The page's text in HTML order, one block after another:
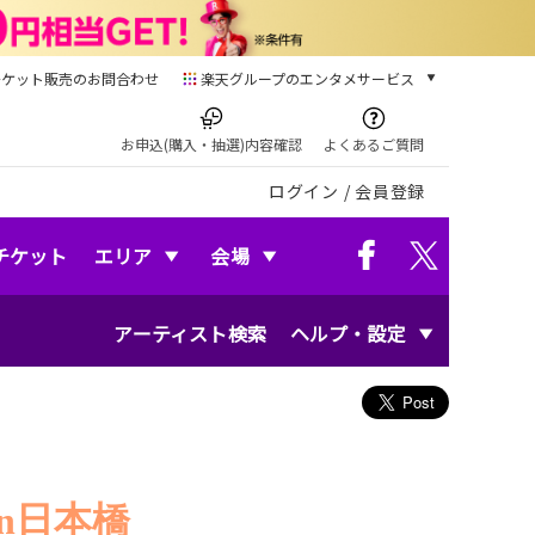
ット販売のお問合わせ 楽天グループのエンタメサービス
本/ゲーム/CD/DVD
楽天ブックス
電子書籍
楽天Kobo
音楽配信
お申込(購入・抽選)内容確認 よくあるご質問
ログイン / 会員登録
ケット エリア 会場
アーティスト検索 ヘルプ・設定
日本橋